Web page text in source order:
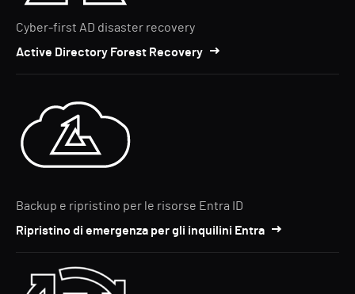
Cyber-first AD disaster recovery
Active Directory Forest Recovery
Backup e ripristino per le risorse Entra ID
Ripristino di emergenza per gli inquilini Entra